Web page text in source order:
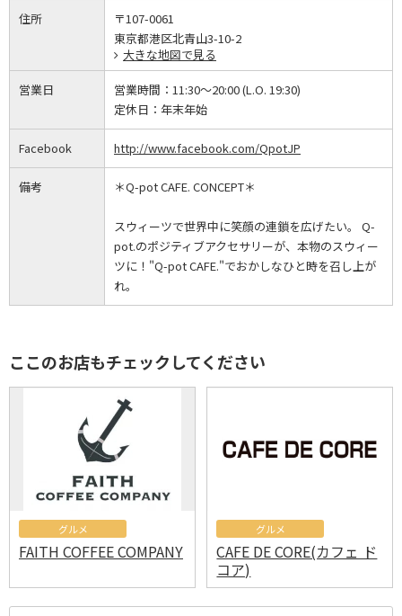
住所
〒107-0061
東京都港区北青山3-10-2
大きな地図で見る
営業日 営業時間： 11:30～20:00 (L.O. 19:30)
定休日： 年末年始
Facebook http://www.facebook.com/QpotJP
備考 ＊Q-pot CAFE. CONCEPT＊
スウィーツで世界中に笑顔の連鎖を広げたい。 Q-
pot.のポジティブアクセサリーが、本物のスウィー
ツに！"Q-pot CAFE."でおかしなひと時を召し上が
れ。
ここのお店もチェックしてください
グルメ
FAITH COFFEE COMPANY
グルメ
CAFE DE CORE(カフェ ド
コア)